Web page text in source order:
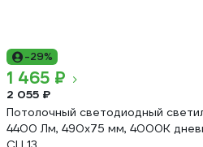
-29%
1 465 ₽
2 055 ₽
Потолочный светодиодный
4400 Лм, 490x75 мм, 4000К